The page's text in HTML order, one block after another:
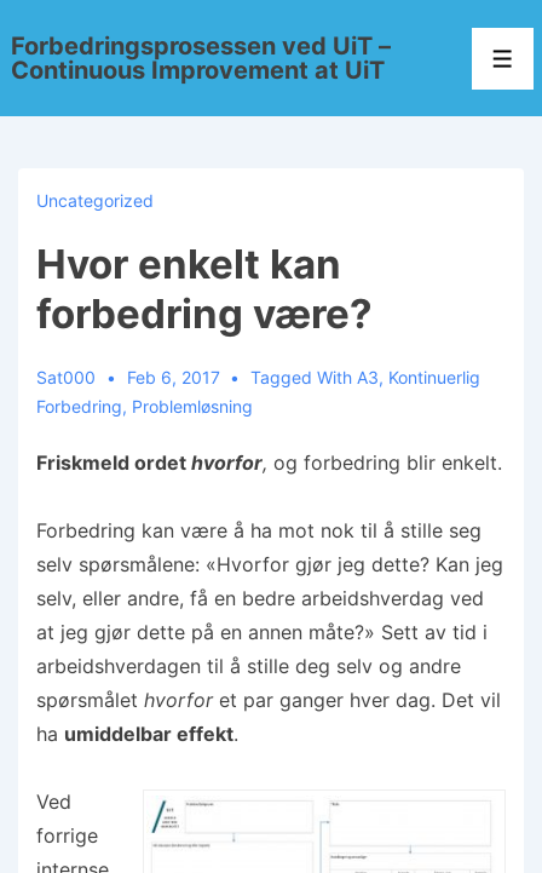
Forbedringsprosessen ved UiT –
Continuous Improvement at UiT
Uncategorized
Hvor enkelt kan
forbedring være?
Sat000 Feb 6, 2017 Tagged With A3, Kontinuerlig
Forbedring, Problemløsning
Friskmeld ordet hvorfor, og forbedring blir enkelt.
Forbedring kan være å ha mot nok til å stille seg
selv spørsmålene: «Hvorfor gjør jeg dette? Kan jeg
selv, eller andre, få en bedre arbeidshverdag ved
at jeg gjør dette på en annen måte?» Sett av tid i
arbeidshverdagen til å stille deg selv og andre
spørsmålet hvorforet par ganger hver dag. Det vil
ha umiddelbar effekt.
Ved
forrige